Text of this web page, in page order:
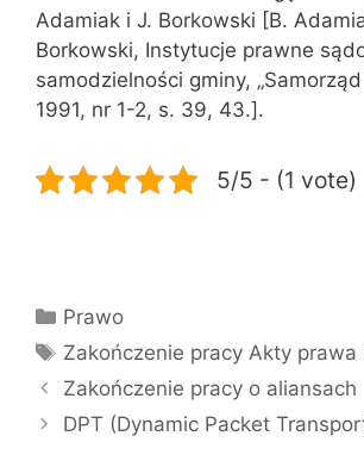
Adamiak i J. Borkowski [B.
Borkowski, Instytucje prawne
samodzielności gminy,
1991, nr 1-2, s. 39, 43.].
5/5 - (1 vote)
Kategorie
Prawo
Tagi
Zakończenie pracy Akty
Zakończenie pracy o aliansach
DPT (Dynamic Packet